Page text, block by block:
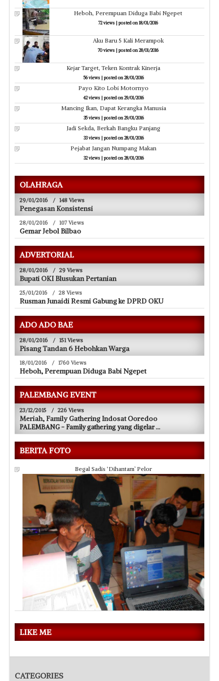
Heboh, Perempuan Diduga Babi Ngepet
72 views |posted on 18/01/2016
Aku Baru 5 Kali Merampok
70 views |posted on 28/01/2016
Kejar Target, Teken Kontrak Kinerja
56 views|posted on 28/01/2016
Payo Kito Lobi Motornyo
42 views |posted on 29/01/2016
Mancing Ikan, Dapat Kerangka Manusia
35 views|posted on 29/01/2016
Jadi Sekda, Berkah Bangku Panjang
33 views|posted on 28/01/2016
Pejabat Jangan Numpang Makan
32 views|posted on 28/01/2016
OLAHRAGA
29/01/2016 / 148 Views
Penegasan Konsistensi
28/01/2016 / 107 Views
Gemar Jebol Bilbao
ADVERTORIAL
28/01/2016 / 29 Views
Bupati OKI Blusukan Pertanian
25/01/2016 / 28 Views
Rusman Junaidi Resmi Gabung ke DPRD OKU
ADO ADO BAE
28/01/2016 / 151 Views
Pisang Tandan 6 Hebohkan Warga
18/01/2016 / 1760 Views
Heboh, Perempuan Diduga Babi Ngepet
PALEMBANG EVENT
23/12/2015 / 226 Views
Meriah, Family Gathering Indosat Ooredoo
PALEMBANG - Family gathering yang digelar...
BERITA FOTO
Begal Sadis ‘Dihantam’ Pelor
LIKE ME
CATEGORIES